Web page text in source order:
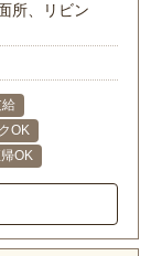
所、リビン
OK
OK